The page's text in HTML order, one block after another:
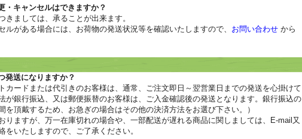
キャンセルはできますか？
きましては、承ることが出来ます。
ルがある場合には、お荷物の発送状況等を確認いたしますので、 お問い合わせ から
送になりますか？
カードまたは代引きのお客様は、通常、ご注文即日～翌営業日までの発送を心掛けて
が銀行振込、又は郵便振替のお客様は、ご入金確認後の発送となります。銀行振込の
を頂戴するため、お急ぎの場合はその他の決済方法をお選び下さい。）
りますが、万一在庫切れの場合や、一部配送が遅れる商品に関しましては、E-mail又
をいたしますので、ご了承ください。